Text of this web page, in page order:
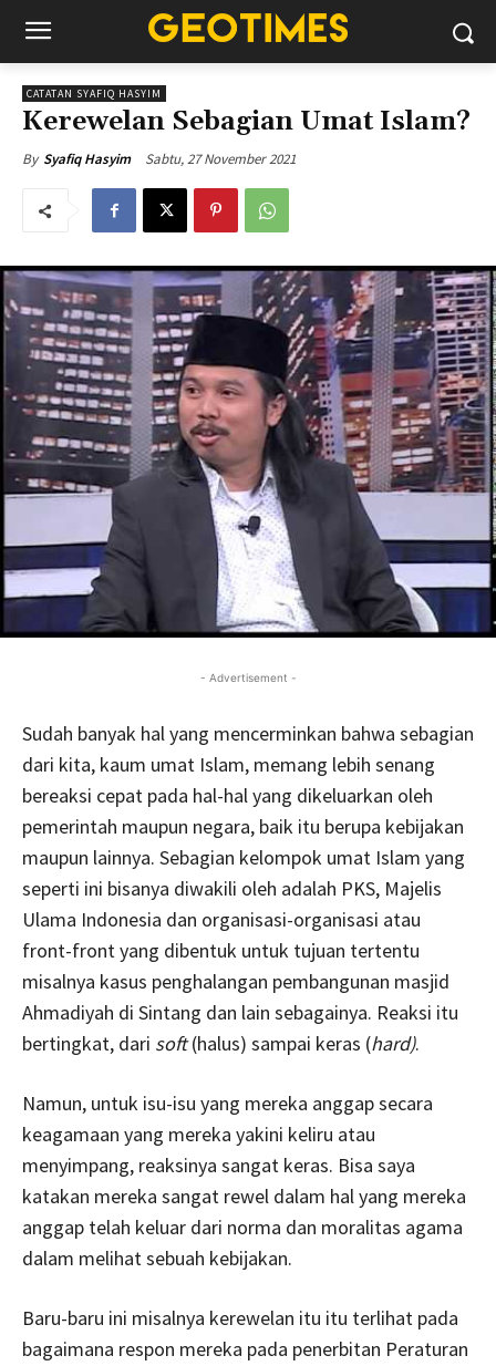
CATATAN SYAFIQ HASYIM
Kerewelan Sebagian Umat Islam?
By Syafiq Hasyim Sabtu, 27 November 2021
- Advertisement -
Sudah banyak hal yang mencerminkan bahwa sebagian
dari kita, kaum umat Islam, memang lebih senang
bereaksi cepat pada hal-hal yang dikeluarkan oleh
pemerintah maupun negara, baik itu berupa kebijakan
maupun lainnya. Sebagian kelompok umat Islam yang
seperti ini bisanya diwakili oleh adalah PKS, Majelis
Ulama Indonesia dan organisasi-organisasi atau
front-front yang dibentuk untuk tujuan tertentu
misalnya kasus penghalangan pembangunan masjid
Ahmadiyah di Sintang dan lain sebagainya. Reaksi itu
bertingkat, dari soft(halus) sampai keras (hard).
Namun, untuk isu-isu yang mereka anggap secara
keagamaan yang mereka yakini keliru atau
menyimpang, reaksinya sangat keras. Bisa saya
katakan mereka sangat rewel dalam hal yang mereka
anggap telah keluar dari norma dan moralitas agama
dalam melihat sebuah kebijakan.
Baru-baru ini misalnya kerewelan itu itu terlihat pada
bagaimana respon mereka pada penerbitan Peraturan